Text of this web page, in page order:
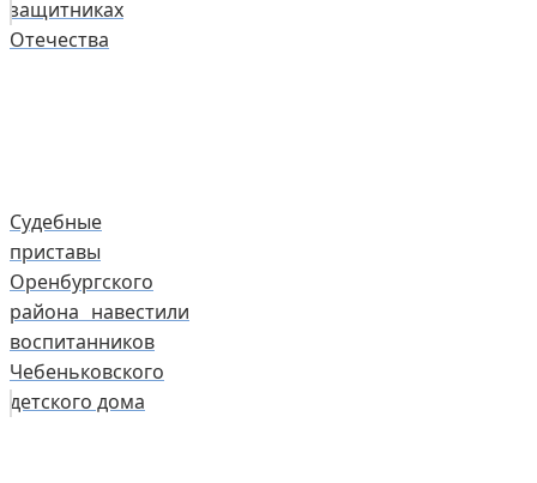
защитниках
Отечества
Судебные
приставы
Оренбургского
района навестили
воспитанников
Чебеньковского
детского дома